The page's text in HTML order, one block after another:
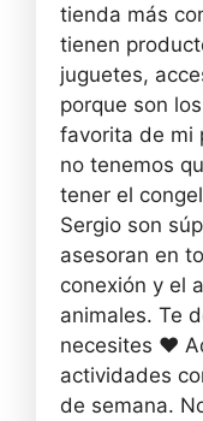
tienda más
tienen
juguetes,
porque son
favorita de mi
no tenemos
tener el
Sergio son
asesoran en
conexión y el
animales. Te
necesites ❤️
actividades
de semana.